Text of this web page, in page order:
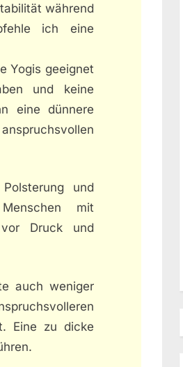
während
ich eine
Yogis geeignet
und keine
eine dünnere
und
mit
Druck und
auch weniger
Eine zu dicke